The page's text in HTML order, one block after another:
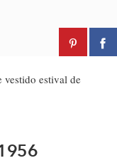
vestido estival de